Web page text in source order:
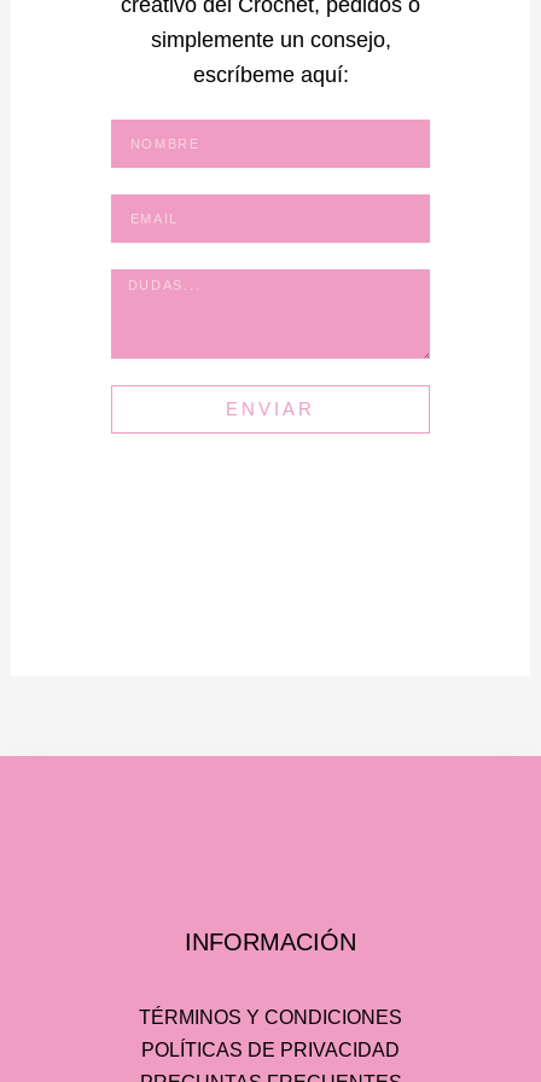
creativo del Crochet, pedidos o
simplemente un consejo,
escríbeme aquí:
ENVIAR
INFORMACIÓN
TÉRMINOS Y CONDICIONES
POLÍTICAS DE PRIVACIDAD